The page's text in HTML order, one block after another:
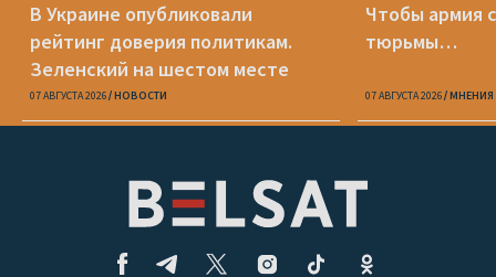
В Украине опубликовали
рейтинг доверия политикам.
Зеленский на шестом месте
07 АВГУСТА 2026 НОВОСТИ
Чтобы армия
тюрьмы…
07 АВГУСТА 2026 МНЕНИЯ